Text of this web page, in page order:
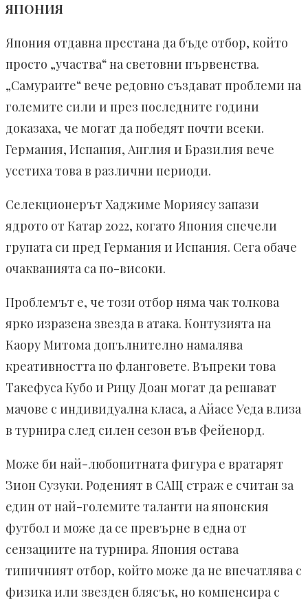
ЯПОНИЯ
Япония отдавна престана да бъде отбор, който
просто „участва“ на световни първенства.
„Самураите“ вече редовно създават проблеми на
големите сили и през последните години
доказаха, че могат да победят почти всеки.
Германия, Испания, Англия и Бразилия вече
усетиха това в различни периоди.
Селекционерът Хаджиме Мориясу запази
ядрото от Катар 2022, когато Япония спечели
групата си пред Германия и Испания. Сега обаче
очакванията са по-високи.
Проблемът е, че този отбор няма чак толкова
ярко изразена звезда в атака. Контузията на
Каору Митома допълнително намалява
креативността по фланговете. Въпреки това
Такефуса Кубо и Рицу Доан могат да решават
мачове с индивидуална класа, а Айасе Уеда влиза
в турнира след силен сезон във Фейенорд.
Може би най-любопитната фигура е вратарят
Зион Сузуки. Роденият в САЩ страж е считан за
един от най-големите таланти на японския
футбол и може да се превърне в една от
сензациите на турнира. Япония остава
типичният отбор, който може да не впечатлява с
физика или звезден блясък, но компенсира с